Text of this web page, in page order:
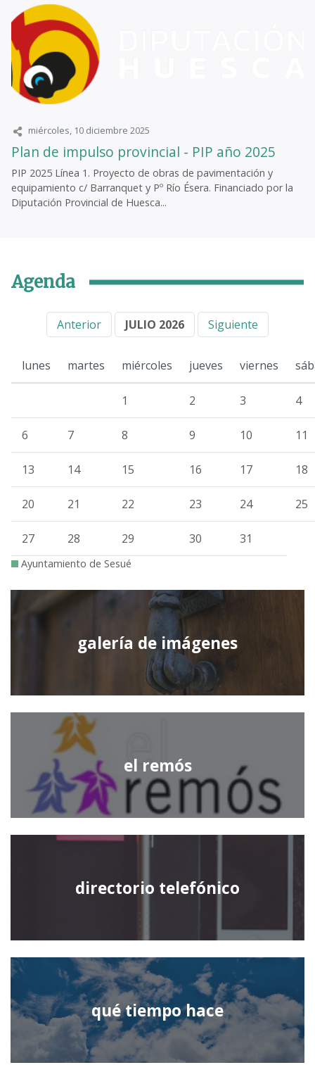
miércoles, 10 diciembre 2025
Plan de impulso provincial - PIP año 2025
PIP 2025 Línea 1. Proyecto de obras de pavimentación y
equipamiento c/ Barranquet y Pº Río Ésera. Financiado por la
Diputación Provincial de Huesca...
Agenda
Anterior JULIO 2026 Siguiente
lunes martes miércoles jueves viernes
1 2 3 4
6 7 8 9 10 11
13 14 15 16 17 18
20 21 22 23 24 25
27 28 29 30 31
Ayuntamiento de Sesué
galería de imágenes
el remós
directorio telefónico
qué tiempo hace